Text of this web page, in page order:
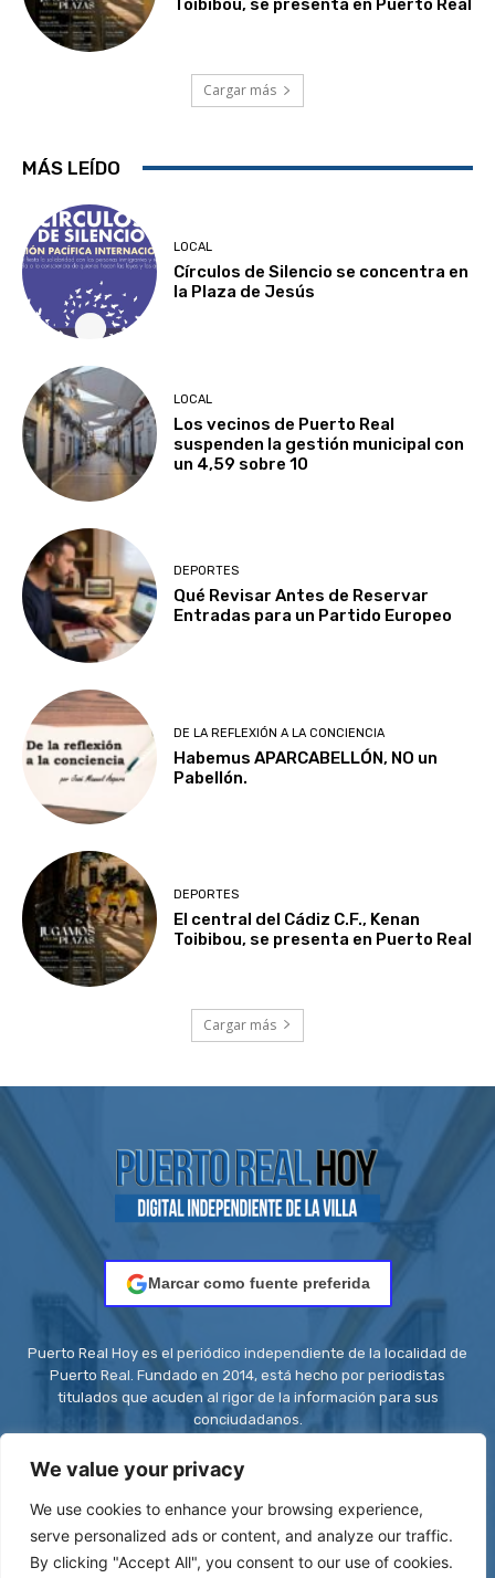
We value your privacy
We use cookies to enhance your browsing experience,
serve personalized ads or content, and analyze our traffic.
By clicking "Accept All", you consent to our use of cookies.
Toibibou, se presenta en Puerto Real
Cargar más
MÁS LEÍDO
LOCAL
Círculos de Silencio se concentra en
la Plaza de Jesús
LOCAL
Los vecinos de Puerto Real
suspenden la gestión municipal con
un 4,59 sobre 10
DEPORTES
Qué Revisar Antes de Reservar
Entradas para un Partido Europeo
DE LA REFLEXIÓN A LA CONCIENCIA
Habemus APARCABELLÓN, NO un
Pabellón.
DEPORTES
El central del Cádiz C.F., Kenan
Toibibou, se presenta en Puerto Real
Cargar más
Marcar como fuente preferida
Puerto Real Hoy es el periódico independiente de la localidad de
Puerto Real. Fundado en 2014, está hecho por periodistas
titulados que acuden al rigor de la información para sus
conciudadanos.
Contacto: redaccion@puertorealhoy.es